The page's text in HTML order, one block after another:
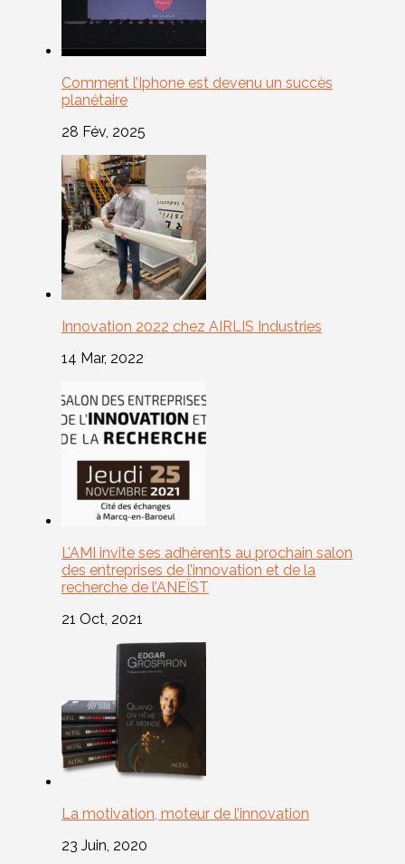
Comment l’Iphone est devenu un succès
planétaire
28 Fév, 2025
Innovation 2022 chez AIRLIS Industries
14 Mar, 2022
L’AMI invite ses adhérents au prochain salon
des entreprises de l’innovation et de la
recherche de l’ANEÏST
21 Oct, 2021
La motivation, moteur de l’innovation
23 Juin, 2020